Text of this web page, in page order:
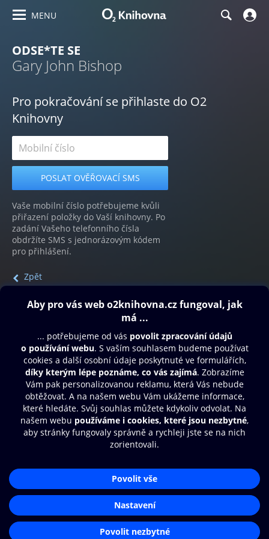
MENU
ODSE*TE SE
Gary John Bishop
Pro pokračování se přihlaste do O2
Knihovny
Vaše mobilní číslo potřebujeme kvůli
přiřazení položky do Vaší knihovny. Po
zadání Vašeho telefonního čísla
obdržíte SMS s jednorázovým kódem
pro přihlášení.
Zpět
Obsah ke stažení
Moje O2 Knihovna
Další zábava
© O2 Czech Republic a.s.
Přístupnost
Zásady zpracování osobních údajů
Nastavení cookies
Aplikace O2 Knihovna
Čti a poslouchej své e-knihy a
audioknihy rychleji a pohodlněji.